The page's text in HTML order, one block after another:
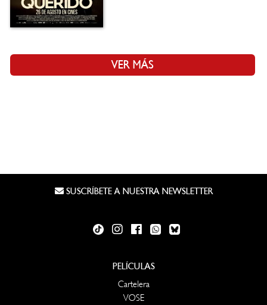
VER MÁS
SUSCRÍBETE A NUESTRA NEWSLETTER
PELÍCULAS
Cartelera
VOSE